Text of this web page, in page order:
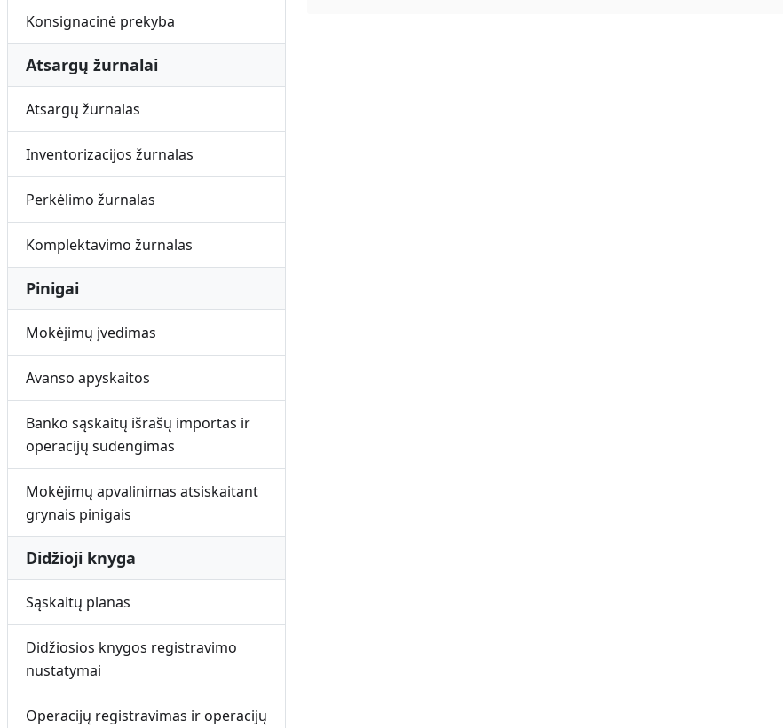
Konsignacinė prekyba
Atsargų žurnalai
Atsargų žurnalas
Inventorizacijos žurnalas
Perkėlimo žurnalas
Komplektavimo žurnalas
Pinigai
Mokėjimų įvedimas
Avanso apyskaitos
Banko sąskaitų išrašų importas ir
operacijų sudengimas
Mokėjimų apvalinimas atsiskaitant
grynais pinigais
Didžioji knyga
Sąskaitų planas
Didžiosios knygos registravimo
nustatymai
Operacijų registravimas ir operacijų